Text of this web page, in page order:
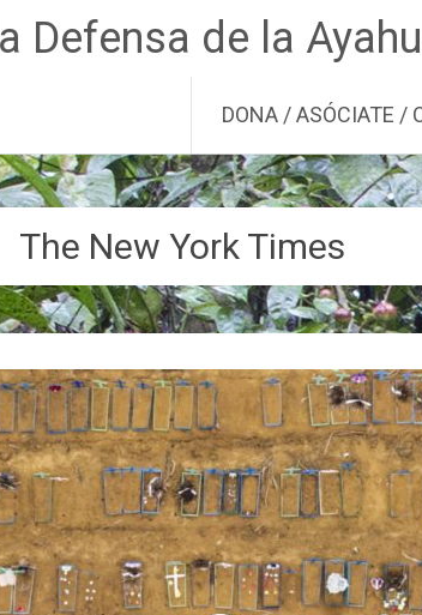
Defensa de la
DONA / ASÓCIATE /
The New York Times